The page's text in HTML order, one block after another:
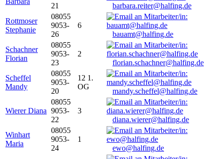
21
barbara.reiter@halfing.de
Rottmoser
Stephanie
08055
9053-
26
6
bauamt@halfing.de
Schachner
Florian
08055
9053-
23
2
florian.schachner@halfing.de
Scheffel
Mandy
08055
9053-
20
12 1.
OG
mandy.scheffel@halfing.de
Wierer Diana
08055
9053-
22
3
diana.wierer@halfing.de
Winhart
Maria
08055
9053-
24
1
ewo@halfing.de